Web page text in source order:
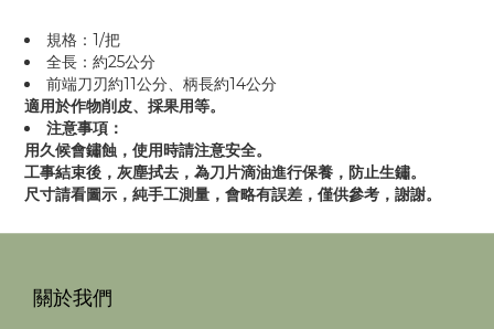
規格：1/把
全長：約25公分
前端刀刃約11公分、柄長約14公分
適用於作物削皮、採果用等。
注意事項：
用久候會鏽蝕，使用時請注意安全。
工事結束後，灰塵拭去，為刀片滴油進行保養，防止生鏽。
尺寸請看圖示，純手工測量，會略有誤差，僅供參考，謝謝。
關於我們